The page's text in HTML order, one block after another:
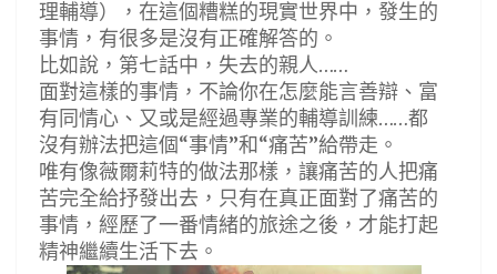
理輔導），在這個糟糕的現實世界中，發生的
事情，有很多是沒有正確解答的。
比如說，第七話中，失去的親人……
面對這樣的事情，不論你在怎麼能言善辯、富
有同情心、又或是經過專業的輔導訓練……都
沒有辦法把這個“事情”和“痛苦”給帶走。
唯有像薇爾莉特的做法那樣，讓痛苦的人把痛
苦完全給抒發出去，只有在真正面對了痛苦的
事情，經歷了一番情緒的旅途之後，才能打起
精神繼續生活下去。